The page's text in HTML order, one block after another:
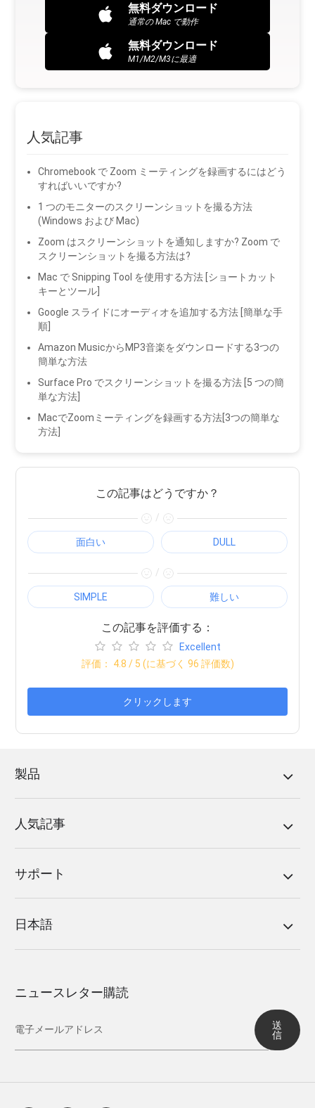
無料ダウンロード
通常の Mac で動作
無料ダウンロード
M1/M2/M3に最適
人気記事
Chromebook で Zoom ミーティングを録画するにはどう
すればいいですか?
1 つのモニターのスクリーンショットを撮る方法
(Windows および Mac)
Zoom はスクリーンショットを通知しますか? Zoom で
スクリーンショットを撮る方法は?
Mac で Snipping Tool を使用する方法 [ショートカット
キーとツール]
Google スライドにオーディオを追加する方法 [簡単な手
順]
Amazon MusicからMP3音楽をダウンロードする3つの
簡単な方法
Surface Pro でスクリーンショットを撮る方法 [5 つの簡
単な方法]
MacでZoomミーティングを録画する方法[3つの簡単な
方法]
この記事はどうですか？
/
面白い DULL
/
SIMPLE 難しい
この記事を評価する：
Excellent
評価： 4.8 / 5 (に基づく 96 評価数)
クリックします
製品
人気記事
サポート
日本語
ニュースレター購読
送
信